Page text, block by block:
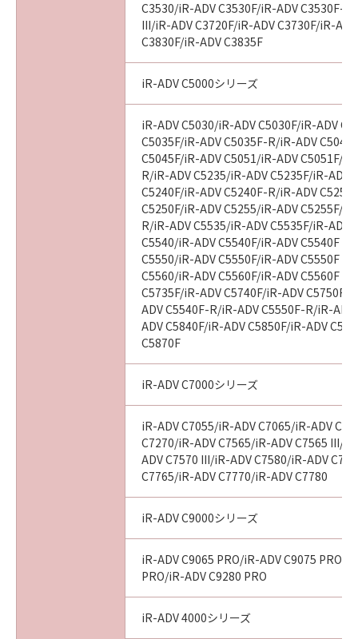
C3530/iR-ADV C3530F/iR-ADV C3530F-
III/iR-ADV C3720F/iR-ADV C3730F/iR-
C3830F/iR-ADV C3835F
iR-ADV C5000シリーズ
iR-ADV C5030/iR-ADV C5030F/iR-ADV
C5035F/iR-ADV C5035F-R/iR-ADV
C5045F/iR-ADV C5051/iR-ADV C5051F/
R/iR-ADV C5235/iR-ADV C5235F/iR-ADV
C5240F/iR-ADV C5240F-R/iR-ADV
C5250F/iR-ADV C5255/iR-ADV C5255F/
R/iR-ADV C5535/iR-ADV C5535F/iR-ADV
C5540/iR-ADV C5540F/iR-ADV C5540F
C5550/iR-ADV C5550F/iR-ADV C5550F
C5560/iR-ADV C5560F/iR-ADV C5560F
C5735F/iR-ADV C5740F/iR-ADV C5750F/
ADV C5540F-R/iR-ADV C5550F-R/iR-
ADV C5840F/iR-ADV C5850F/iR-ADV
C5870F
iR-ADV C7000シリーズ
iR-ADV C7055/iR-ADV C7065/iR-ADV
C7270/iR-ADV C7565/iR-ADV C7565 III/
ADV C7570 III/iR-ADV C7580/iR-ADV
C7765/iR-ADV C7770/iR-ADV C7780
iR-ADV C9000シリーズ
iR-ADV C9065 PRO/iR-ADV C9075 PRO/
PRO/iR-ADV C9280 PRO
iR-ADV 4000シリーズ